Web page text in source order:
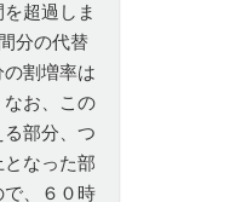
超過しま
分の代替
割増率は
なお、この
部分、つ
なった部
、６０時